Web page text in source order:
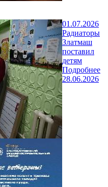
01.07.2026
Радиаторы
Златмаш
поставил
детям
Подробнее
28.06.2026